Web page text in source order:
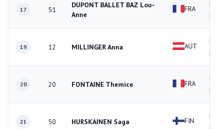
17 51
DUPONT BALLET BAZ Lou-
Anne
FRA
19 12 MILLINGER Anna AUT
20 20 FONTAINE Themice FRA
21 50 HURSKAINEN Saga FIN